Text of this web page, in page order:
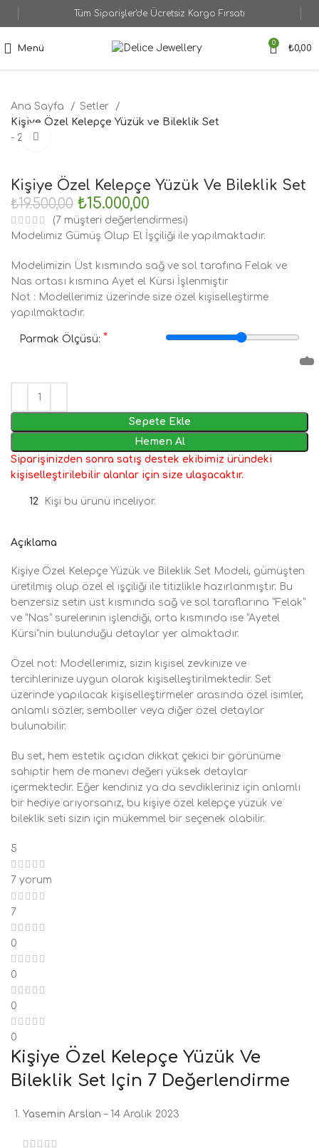
Tüm Siparişler'de Ücretsiz Kargo Fırsatı
Menü
0
₺0,00
Ana Sayfa
Setler
Kişiye Özel Kelepçe Yüzük ve Bileklik Set
- 23%
Kişiye Özel Kelepçe Yüzük Ve Bileklik Set
₺19.500,00 ₺15.000,00
(7 müşteri değerlendirmesi)
Modelimiz Gümüş Olup El İşçiliği ile yapılmaktadır.
Modelimizin Üst kısmında sağ ve sol tarafına Felak ve
Nas ortası kısmına Ayet el Kürsi İşlenmiştir
Not : Modellerimiz üzerinde size özel kişiselleştirme
yapılmaktadır.
Parmak Ölçüsü: *
Sepete Ekle
Hemen Al
Siparişinizden sonra satış destek ekibimiz üründeki
kişiselleştirilebilir alanlar için size ulaşacaktır.
12 Kişi bu ürünü inceliyor.
Açıklama
Kişiye Özel Kelepçe Yüzük ve Bileklik Set Modeli, gümüşten
üretilmiş olup özel el işçiliği ile titizlikle hazırlanmıştır. Bu
benzersiz setin üst kısmında sağ ve sol taraflarına “Felak”
ve “Nas” surelerinin işlendiği, orta kısmında ise “Ayetel
Kürsi”nin bulunduğu detaylar yer almaktadır.
Özel not: Modellerimiz, sizin kişisel zevkinize ve
tercihlerinize uygun olarak kişiselleştirilmektedir. Set
üzerinde yapılacak kişiselleştirmeler arasında özel isimler,
anlamlı sözler, semboller veya diğer özel detaylar
bulunabilir.
Bu set, hem estetik açıdan dikkat çekici bir görünüme
sahiptir hem de manevi değeri yüksek detaylar
içermektedir. Eğer kendiniz ya da sevdikleriniz için anlamlı
bir hediye arıyorsanız, bu kişiye özel kelepçe yüzük ve
bileklik seti sizin için mükemmel bir seçenek olabilir.
5
7 yorum
7
0
0
0
0
Kişiye Özel Kelepçe Yüzük Ve
Bileklik Set Için 7 Değerlendirme
Yasemin Arslan– 14 Aralık 2023